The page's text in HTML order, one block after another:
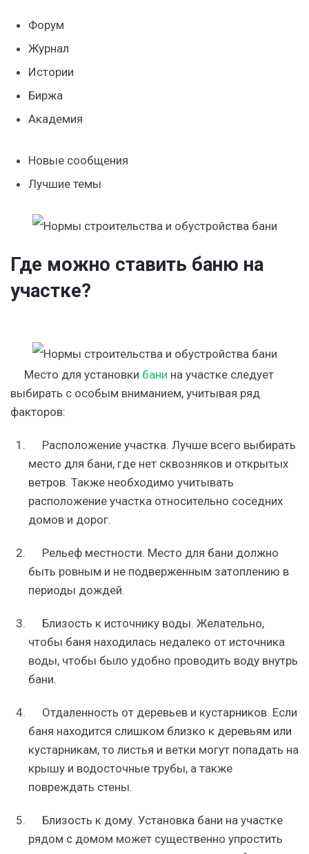
Форум
Журнал
Истории
Биржа
Академия
Новые сообщения
Лучшие темы
Где можно ставить баню на
участке?
Место для установки бани на участке следует
выбирать с особым вниманием, учитывая ряд
факторов:
Расположение участка. Лучше всего выбирать
место для бани, где нет сквозняков и открытых
ветров. Также необходимо учитывать
расположение участка относительно соседних
домов и дорог.
Рельеф местности. Место для бани должно
быть ровным и не подверженным затоплению в
периоды дождей.
Близость к источнику воды. Желательно,
чтобы баня находилась недалеко от источника
воды, чтобы было удобно проводить воду внутрь
бани.
Отдаленность от деревьев и кустарников. Если
баня находится слишком близко к деревьям или
кустарникам, то листья и ветки могут попадать на
крышу и водосточные трубы, а также
повреждать стены.
Близость к дому. Установка бани на участке
рядом с домом может существенно упростить